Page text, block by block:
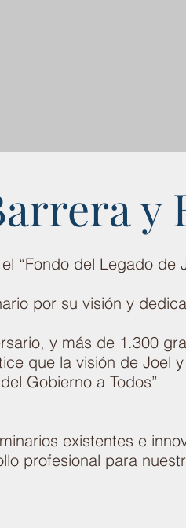
y
“Fondo del Legado de
por su visión y
y más de 1.300
que la visión de Joel
Gobierno a Todos”
existentes e
profesional para